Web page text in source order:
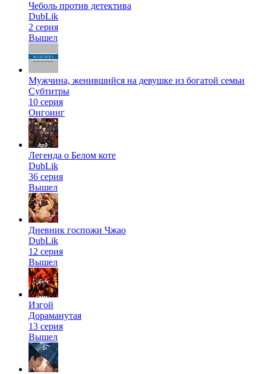
Чеболь против детектива
DubLik
2 серия
Вышел
Мужчина, женившийся на девушке из богатой семьи
Субтитры
10 серия
Онгоинг
Легенда о Белом коте
DubLik
36 серия
Вышел
Дневник госпожи Чжао
DubLik
12 серия
Вышел
Изгой
Дораманутая
13 серия
Вышел